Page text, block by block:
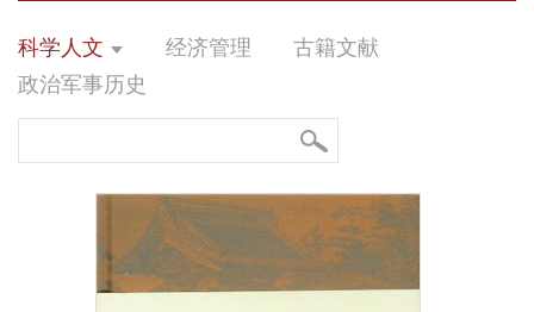
科学人文 经济管理
古籍文献
政治军事历史